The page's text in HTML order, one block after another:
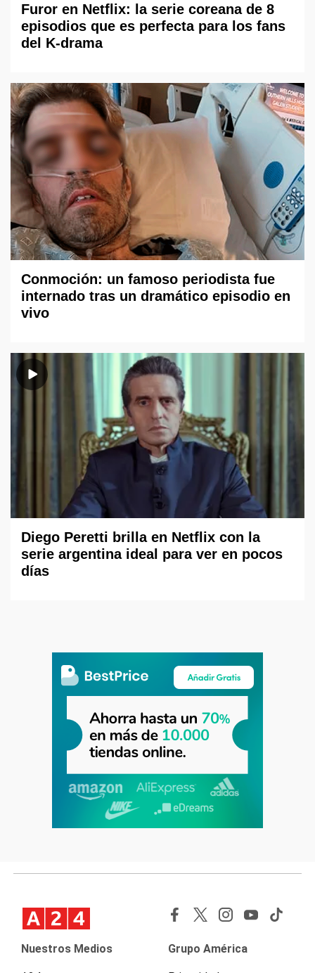
Furor en Netflix: la serie coreana de 8
episodios que es perfecta para los fans
del K-drama
Conmoción: un famoso periodista fue
internado tras un dramático episodio en
vivo
Diego Peretti brilla en Netflix con la
serie argentina ideal para ver en pocos
días
Nuestros Medios Grupo América